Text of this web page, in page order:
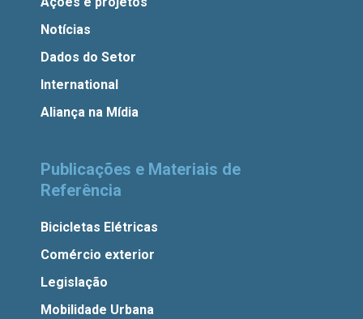
Notícias
Dados do Setor
International
Aliança na Mídia
Publicações e Materiais de
Referência
Bicicletas Elétricas
Comércio exterior
Legislação
Mobilidade Urbana